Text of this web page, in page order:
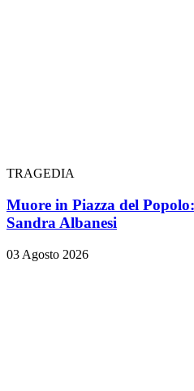
TRAGEDIA
Muore in Piazza del
Sandra Albanesi
03 Agosto 2026